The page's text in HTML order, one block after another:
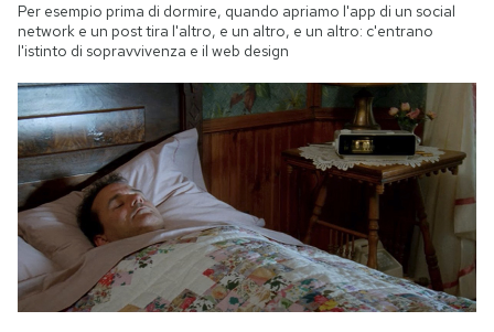
Per esempio prima di dormire, quando apriamo l'app di un social
network e un post tira l'altro, e un altro, e un altro: c'entrano
l'istinto di sopravvivenza e il web design